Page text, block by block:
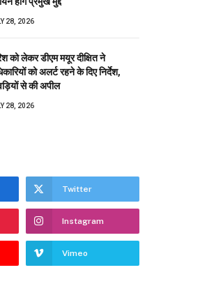
28, 2026
को लेकर डीएम मयूर दीक्षित ने
को अलर्ट रहने के दिए निर्देश,
से की अपील
28, 2026
Twitter
Instagram
Vimeo